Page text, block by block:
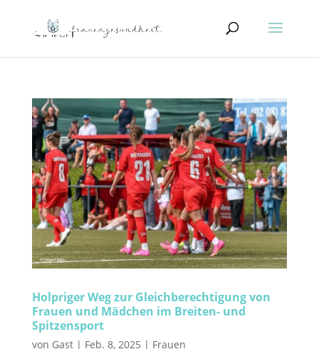
Holpriger Weg zur Gleichberechtigung von
Frauen und Mädchen im Breiten- und
Spitzensport
von Gast| Feb. 8, 2025 | Frauen